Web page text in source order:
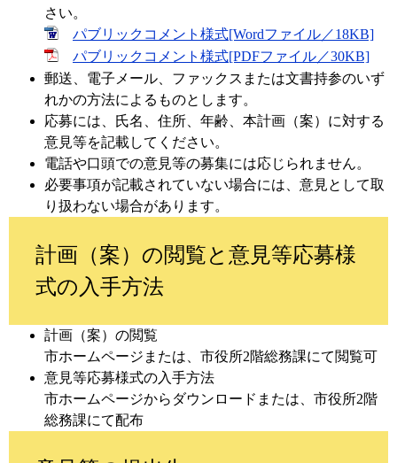
さい。
パブリックコメント様式[Wordファイル／18KB]
パブリックコメント様式[PDFファイル／30KB]
郵送、電子メール、ファックスまたは文書持参のいず
れかの方法によるものとします。
応募には、氏名、住所、年齢、本計画（案）に対する
意見等を記載してください。
電話や口頭での意見等の募集には応じられません。
必要事項が記載されていない場合には、意見として取
り扱わない場合があります。
計画（案）の閲覧と意見等応募様
式の入手方法
計画（案）の閲覧
市ホームページまたは、市役所2階総務課にて閲覧可
意見等応募様式の入手方法
市ホームページからダウンロードまたは、市役所2階
総務課にて配布